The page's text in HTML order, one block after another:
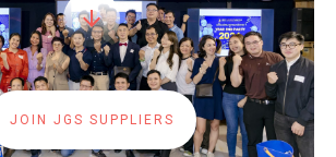
JOIN JGS SUPPLIERS